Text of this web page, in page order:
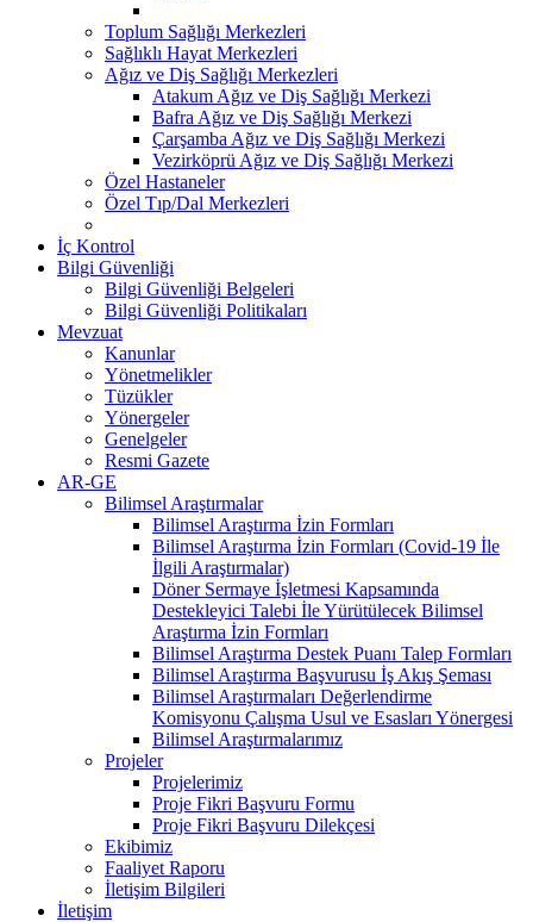
Toplum Sağlığı Merkezleri
Sağlıklı Hayat Merkezleri
Ağız ve Diş Sağlığı Merkezleri
Atakum Ağız ve Diş Sağlığı Merkezi
Bafra Ağız ve Diş Sağlığı Merkezi
Çarşamba Ağız ve Diş Sağlığı Merkezi
Vezirköprü Ağız ve Diş Sağlığı Merkezi
Özel Hastaneler
Özel Tıp/Dal Merkezleri
İç Kontrol
Bilgi Güvenliği
Bilgi Güvenliği Belgeleri
Bilgi Güvenliği Politikaları
Mevzuat
Kanunlar
Yönetmelikler
Tüzükler
Yönergeler
Genelgeler
Resmi Gazete
AR-GE
Bilimsel Araştırmalar
Bilimsel Araştırma İzin Formları
Bilimsel Araştırma İzin Formları (Covid-19 İle
İlgili Araştırmalar)
Döner Sermaye İşletmesi Kapsamında
Destekleyici Talebi İle Yürütülecek Bilimsel
Araştırma İzin Formları
Bilimsel Araştırma Destek Puanı Talep Formları
Bilimsel Araştırma Başvurusu İş Akış Şeması
Bilimsel Araştırmaları Değerlendirme
Komisyonu Çalışma Usul ve Esasları Yönergesi
Bilimsel Araştırmalarımız
Projeler
Projelerimiz
Proje Fikri Başvuru Formu
Proje Fikri Başvuru Dilekçesi
Ekibimiz
Faaliyet Raporu
İletişim Bilgileri
İletişim